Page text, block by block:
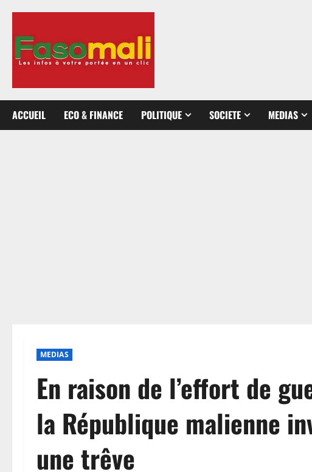
contenu
ACCUEIL ECO & FINANCE POLITIQUE SOCIETE MEDIAS
MEDIAS
En raison de l’effort de
la République malienne
une trêve